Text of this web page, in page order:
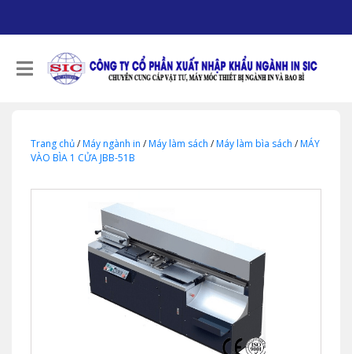
Trang chủ/Máy ngành in /Máy làm sách /Máy làm bìa sách /MÁY
VÀO BÌA 1 CỬA JBB-51B